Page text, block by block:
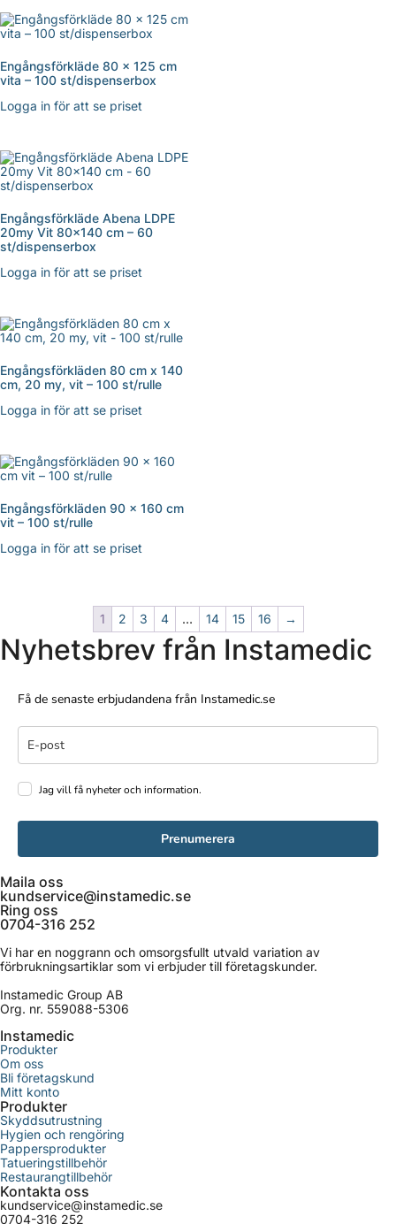
Engångsförkläde 80 x 125 cm
vita – 100 st/dispenserbox
Logga in för att se priset
Engångsförkläde Abena LDPE
20my Vit 80×140 cm – 60
st/dispenserbox
Logga in för att se priset
Engångsförkläden 80 cm x 140
cm, 20 my, vit – 100 st/rulle
Logga in för att se priset
Engångsförkläden 90 x 160 cm
vit – 100 st/rulle
Logga in för att se priset
1 2 3 4 … 14 15 16 →
Nyhetsbrev från Instamedic
Få de senaste erbjudandena från Instamedic.se
Jag vill få nyheter och information.
Prenumerera
Maila oss
kundservice@instamedic.se
Ring oss
0704-316 252
Vi har en noggrann och omsorgsfullt utvald variation av
förbrukningsartiklar som vi erbjuder till företagskunder.
Instamedic Group AB
Org. nr. 559088-5306
Instamedic
Produkter
Om oss
Bli företagskund
Mitt konto
Produkter
Skyddsutrustning
Hygien och rengöring
Pappersprodukter
Tatueringstillbehör
Restaurangtillbehör
Kontakta oss
kundservice@instamedic.se
0704-316 252